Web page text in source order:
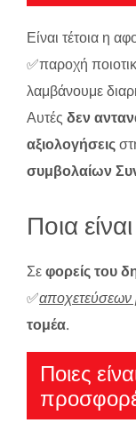
Είναι τέτοια η
✅παροχή
λαμβάνουμε
Αυτές δεν
αξιολογήσεις
συμβολαίων
Ποια
Σεφορείς του
✅αποχετεύσεων
τομέα.
Ποιες